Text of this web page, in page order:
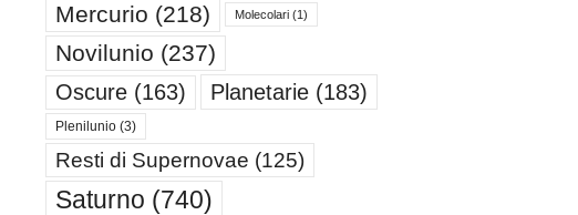
Mercurio (218) Molecolari(1)
Novilunio (237)
Oscure(163) Planetarie(183)
Plenilunio(3)
Resti di Supernovae (125)
Saturno (740)